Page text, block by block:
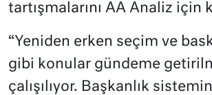
tartışmalarını AA Analiz için
“Yeniden erken seçim ve
gibi konular gündeme
çalışılıyor. Başkanlık